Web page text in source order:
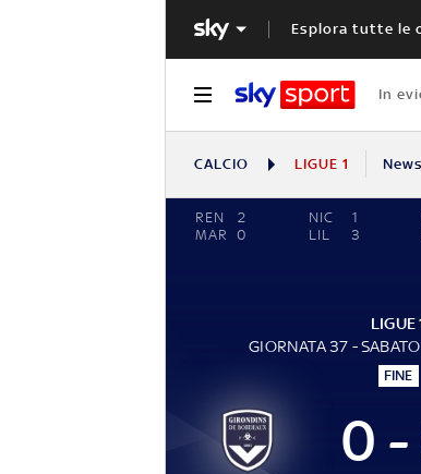
Esplora tutte le
In
CALCIO LIGUE 1 News
REN
2
MAR
0
NIC
1
LIL
3
LIGUE
GIORNATA 37 -
FINE
0